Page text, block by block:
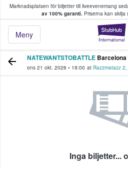
Marknadsplatsen för biljetter till liveevenemang
av 100% garanti. Priserna kan skilja
Meny
köper och säljer
NATEWANTSTOBATTLE
ons 21 okt. 2026 • 19:00 at Razzmatazz 2,
Inga biljetter...